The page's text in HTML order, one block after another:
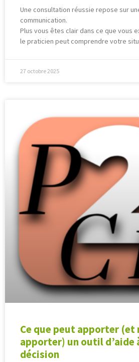
Une consultation réussie repose sur
communication.
Plus vous êtes clair dans ce que vous
le praticien peut comprendre votre
27 octobre 2025
Ce que peut apporter (et
apporter) un outil d’aide
décision